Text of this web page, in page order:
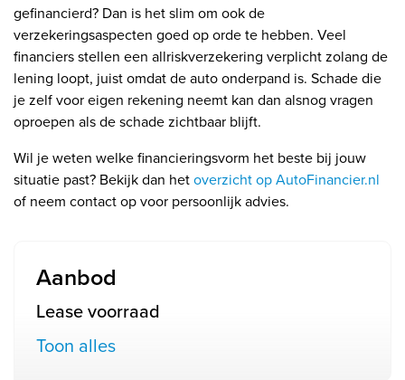
gefinancierd? Dan is het slim om ook de
verzekeringsaspecten goed op orde te hebben. Veel
financiers stellen een allriskverzekering verplicht zolang de
lening loopt, juist omdat de auto onderpand is. Schade die
je zelf voor eigen rekening neemt kan dan alsnog vragen
oproepen als de schade zichtbaar blijft.
Wil je weten welke financieringsvorm het beste bij jouw
situatie past? Bekijk dan hetoverzicht op AutoFinancier.nl
of neem contact op voor persoonlijk advies.
Aanbod
Lease voorraad
Toon alles